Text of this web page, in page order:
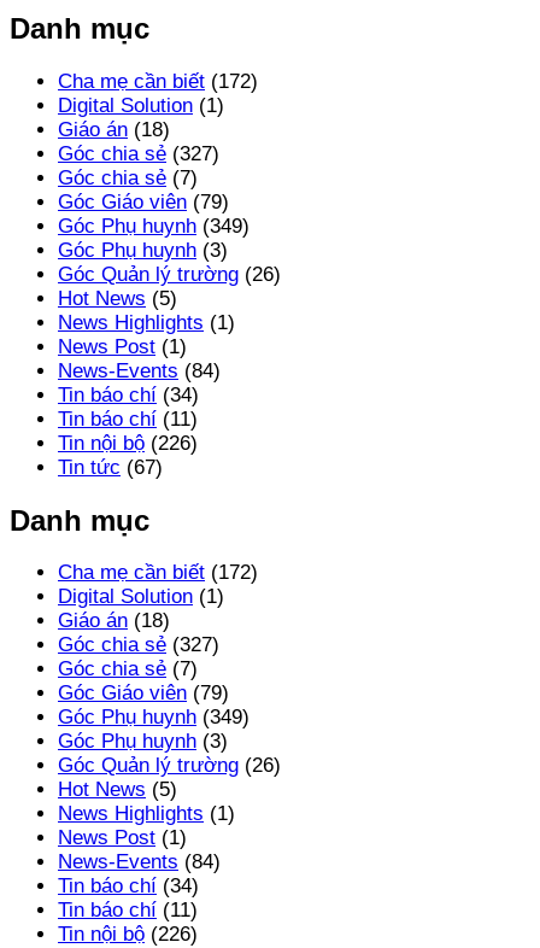
Danh mục
Cha mẹ cần biết (172)
Digital Solution (1)
Giáo án (18)
Góc chia sẻ (327)
Góc chia sẻ (7)
Góc Giáo viên (79)
Góc Phụ huynh (349)
Góc Phụ huynh (3)
Góc Quản lý trường (26)
Hot News (5)
News Highlights (1)
News Post (1)
News-Events (84)
Tin báo chí (34)
Tin báo chí (11)
Tin nội bộ (226)
Tin tức (67)
Danh mục
Cha mẹ cần biết (172)
Digital Solution (1)
Giáo án (18)
Góc chia sẻ (327)
Góc chia sẻ (7)
Góc Giáo viên (79)
Góc Phụ huynh (349)
Góc Phụ huynh (3)
Góc Quản lý trường (26)
Hot News (5)
News Highlights (1)
News Post (1)
News-Events (84)
Tin báo chí (34)
Tin báo chí (11)
Tin nội bộ (226)